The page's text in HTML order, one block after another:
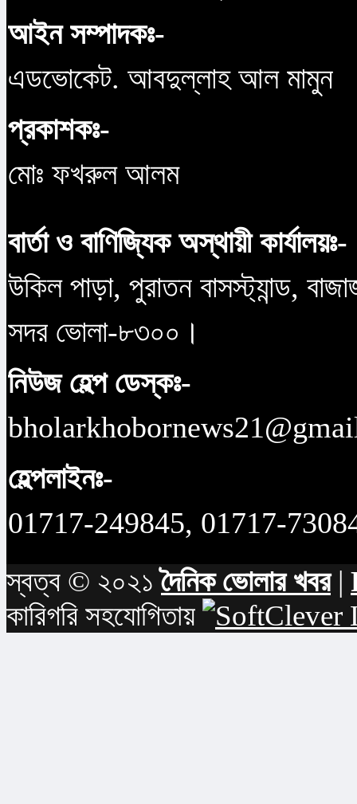
আইন সম্পাদকঃ-
এডভোকেট. আবদুল্লাহ আল মামুন
প্রকাশকঃ-
মোঃ ফখরুল আলম
বার্তা ও বাণিজ্যিক অস্থায়ী কার্যালয়ঃ-
উকিল পাড়া, পুরাতন বাসস্ট্যান্ড,
সদর ভোলা-৮৩০০।
নিউজ হেল্প ডেস্কঃ-
হেল্পলাইনঃ-
01717-249845, 01717-
স্বত্ব © ২০২১দৈনিক ভোলার খবর|
কারিগরি সহযোগিতায়